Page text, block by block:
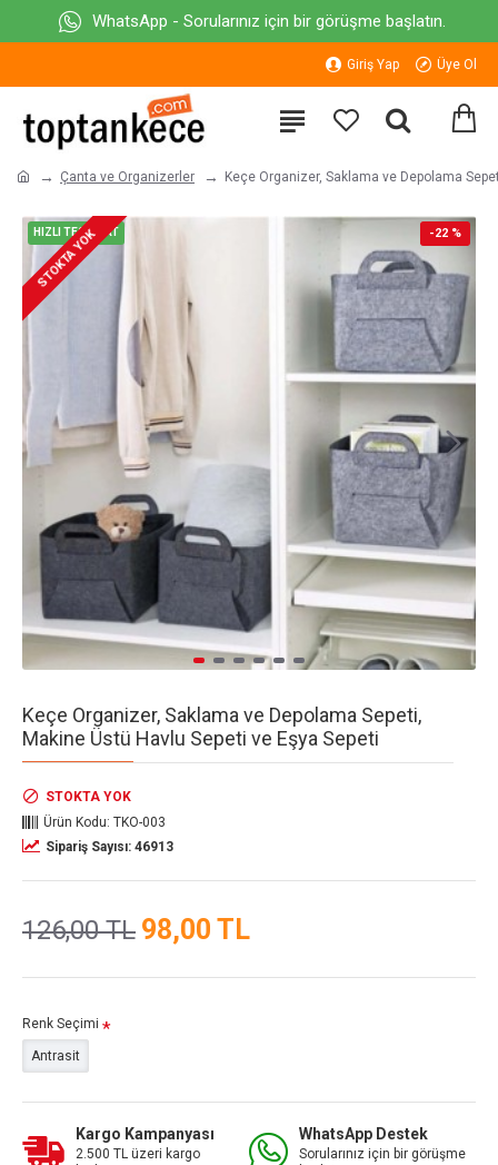
WhatsApp - Sorularınız için bir görüşme başlatın.
Giriş Yap Üye Ol
Çanta ve Organizerler Keçe Organizer, Saklama ve Depolama
HIZLI TESLİMAT -22 %
STOKTA YOK
Keçe Organizer, Saklama ve Depolama Sepeti,
Makine Üstü Havlu Sepeti ve Eşya Sepeti
98,00 TL
126,00 TL
STOKTA YOK
Ürün Kodu: TKO-003
Sipariş Sayısı: 46913
Renk Seçimi
Antrasit
Kargo Kampanyası
2.500 TL üzeri kargo
WhatsApp Destek
Sorularınız için bir görüşme